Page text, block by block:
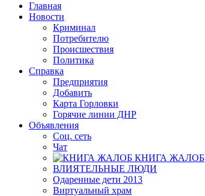
Главная
Новости
Криминал
Потребителю
Происшествия
Политика
Справка
Предприятия
Добавить
Карта Горловки
Горячие линии ДНР
Объявления
Соц. сеть
Чат
КНИГА ЖАЛОБ
ВЛИЯТЕЛЬНЫЕ ЛЮДИ
Одаренные дети 2013
Виртуальный храм